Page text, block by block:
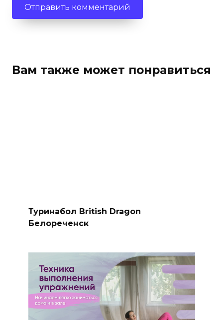
Вам также может понравиться
Туринабол British Dragon
Белореченск